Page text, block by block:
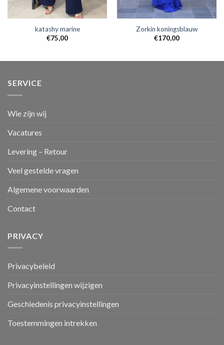
katashy marine
€75,00
Zorkin koningsblauw
€170,00
SERVICE
Wie zijn wij
Vacatures
Levering – Retour
Veel gestelde vragen
Algemene voorwaarden
Contact
PRIVACY
Privacybeleid
Privacyinstellingen wijzigen
Geschiedenis privacyinstellingen
Toestemmingen intrekken